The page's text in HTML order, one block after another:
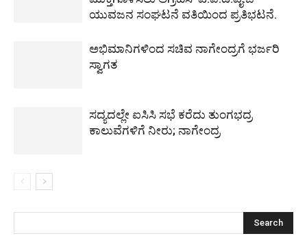
ಯುವಜನ ಸಂಘಟನೆ ವತಿಯಿಂದ ಪ್ರತಿಭಟನೆ.
ಅಭಿಮಾನಿಗಳಿಂದ ಸಚಿವ ನಾಗೇಂದ್ರಗೆ ಭರ್ಜರಿ
ಸ್ವಾಗತ
ಸದ್ಯದಲ್ಲೇ ಐಸಿಸಿ ಸಭೆ ಕರೆದು ತುಂಗಭದ್ರ
ಕಾಲುವೆಗಳಿಗೆ ನೀರು; ನಾಗೇಂದ್ರ